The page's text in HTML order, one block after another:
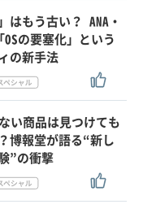
はもう古い？ ANA・
の要塞化」という
の新手法
い商品は見つけても
博報堂が語る“新し
”の衝撃